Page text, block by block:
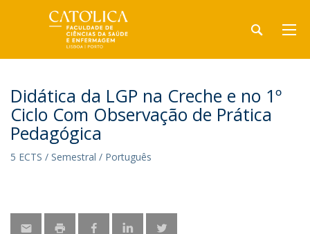
Didática da LGP na Creche e no 1º
Ciclo Com Observação de Prática
Pedagógica
5 ECTS / Semestral / Português